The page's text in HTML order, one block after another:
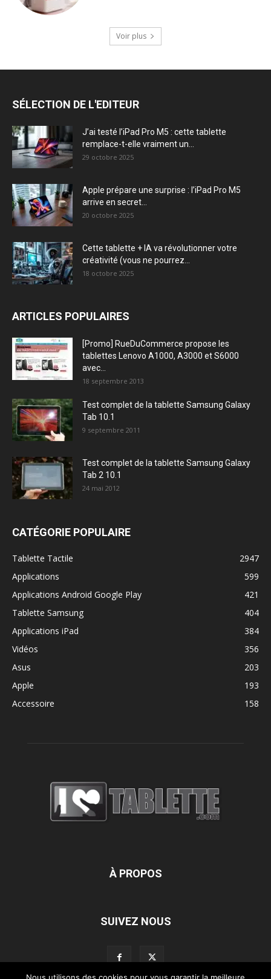
Voir plus
SÉLECTION DE L'EDITEUR
J’ai testé l’iPad Pro M5 : cette tablette
remplace-t-elle vraiment un...
29 octobre 2025
Apple prépare une surprise : l’iPad Pro M5
arrive en secret...
20 octobre 2025
Cette tablette + IA va révolutionner votre
créativité (vous ne pourrez...
18 octobre 2025
ARTICLES POPULAIRES
[Promo] RueDuCommerce propose les
tablettes Lenovo A1000, A3000 et S6000
avec...
18 septembre 2013
Test complet de la tablette Samsung Galaxy
Tab 10.1
9 septembre 2011
Test complet de la tablette Samsung Galaxy
Tab 2 10.1
24 mai 2012
CATÉGORIE POPULAIRE
Tablette Tactile
2947
Applications
599
Applications Android Google Play
421
Tablette Samsung
404
Applications iPad
384
Vidéos
356
Asus
203
Apple
193
Accessoire
158
À PROPOS
SUIVEZ NOUS